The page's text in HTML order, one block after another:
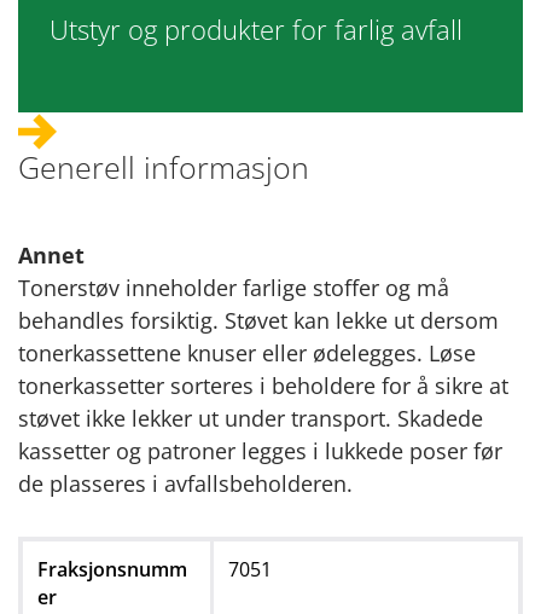
Utstyr og produkter for farlig avfall
Generell informasjon
Annet
Tonerstøv inneholder farlige stoffer og må
behandles forsiktig. Støvet kan lekke ut dersom
tonerkassettene knuser eller ødelegges. Løse
tonerkassetter sorteres i beholdere for å sikre at
støvet ikke lekker ut under transport. Skadede
kassetter og patroner legges i lukkede poser før
de plasseres i avfallsbeholderen.
Fraksjonsnumm
er
7051